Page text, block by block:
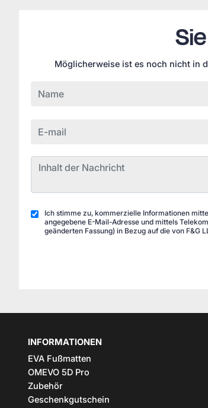
Möglicherweise ist es noch nicht in
Ich stimme zu, kommerzielle Informationen
angegebene E-Mail-Adresse und mittels
geänderten Fassung) in Bezug auf die von F&G
INFORMATIONEN
EVA Fußmatten
OMEVO 5D Pro
Zubehör
Geschenkgutschein